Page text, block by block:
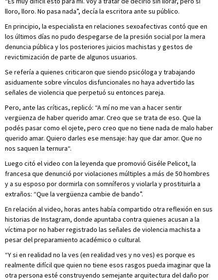
lloro, lloro. No pasa nada”, decía la escritora ante su público.
En principio, la especialista en relaciones sexoafectivas contó que en
los últimos días no pudo despegarse de la presión social por la mera
denuncia pública y los posteriores juicios machistas y gestos de
revictimización de parte de algunos usuarios.
Se refería a quienes criticaron que siendo psicóloga y trabajando
asiduamente sobre vínculos disfuncionales no haya advertido las
señales de violencia que perpetuó su entonces pareja.
Pero, ante las críticas, replicó: “A mí no me van a hacer sentir
vergüenza de haber querido amar. Creo que se trata de eso. Que la
podés pasar como el ojete, pero creo que no tiene nada de malo haber
querido amar. Quiero darles ese mensaje: hay que dar amor. Que no
nos saquen la ternura“.
Luego citó el video con la leyenda que promovió Giséle Pelicot, la
francesa que denunció por violaciones múltiples a más de 50 hombres
y a su esposo por dormirla con somníferos y violarla y prostituirla a
extraños: “Que la vergüenza cambie de bando”.
En relación al video, horas antes había compartido otra reflexión en sus
historias de Instagram, donde apuntaba contra quienes acusan a la
víctima por no haber registrado las señales de violencia machista a
pesar del preparamiento académico o cultural.
“Y si en realidad no la ves (en realidad ves y no ves) es porque es
realmente difícil que quien no tiene esos rasgos pueda imaginar que la
otra persona esté construyendo semejante arquitectura del daño por